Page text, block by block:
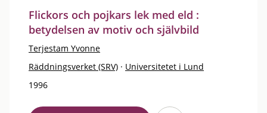
Flickors och pojkars lek med eld :
betydelsen av motiv och självbild
Terjestam Yvonne
Räddningsverket (SRV) · Universitetet i Lund
1996